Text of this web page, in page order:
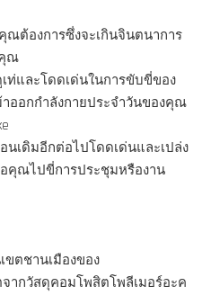
ต้องการซึ่งจะเกินจินตนาการ
คุณ
ท่และโดดเด่นในการขับขี่ของ
ออกกำลังกายประจำวันของคุณ
นเดิมอีกต่อไปโดดเด่นและเปล่ง
คุณไปขี่การประชุมหรืองาน
ขตชานเมืองของ
ากวัสดุคอมโพสิตโพลีเมอร์อะค